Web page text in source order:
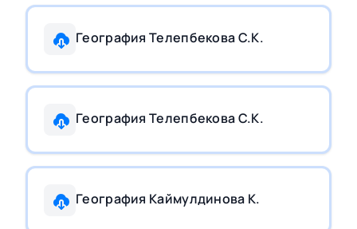
География Телепбекова С.К.
География Телепбекова С.К.
География Каймулдинова К.